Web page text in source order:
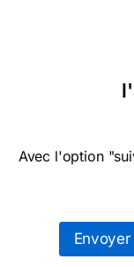
Avec l'option